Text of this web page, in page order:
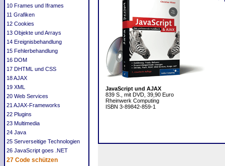
10 Frames und Iframes
11 Grafiken
12 Cookies
13 Objekte und Arrays
14 Ereignisbehandlung
15 Fehlerbehandlung
16 DOM
17 DHTML und CSS
18 AJAX
19 XML
20 Web Services
21 AJAX-Frameworks
22 Plugins
23 Multimedia
24 Java
25 Serverseitige Technologien
26 JavaScript goes .NET
27 Code schützen
JavaScript und AJAX
839 S., mit DVD, 39,90 Euro
Rheinwerk Computing
ISBN 3-89842-859-1